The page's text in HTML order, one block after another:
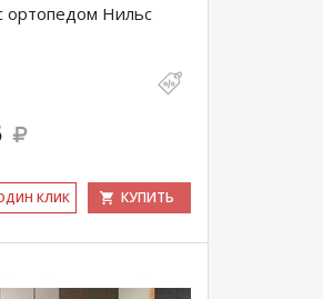
ортопедом Нильс
КЛИК КУПИТЬ